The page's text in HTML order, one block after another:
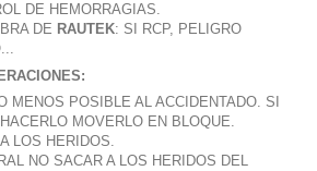
DE HEMORRAGIAS.
DE RAUTEK: SI RCP, PELIGRO
MENOS POSIBLE AL ACCIDENTADO. SI
MOVERLO EN BLOQUE.
LOS HERIDOS.
NO SACAR A LOS HERIDOS DEL